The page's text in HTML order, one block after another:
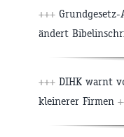
+++
ändert
+++ DIHK warnt
kleinerer Firmen